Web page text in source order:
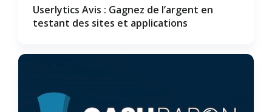
Userlytics Avis : Gagnez de l’argent en
testant des sites et applications